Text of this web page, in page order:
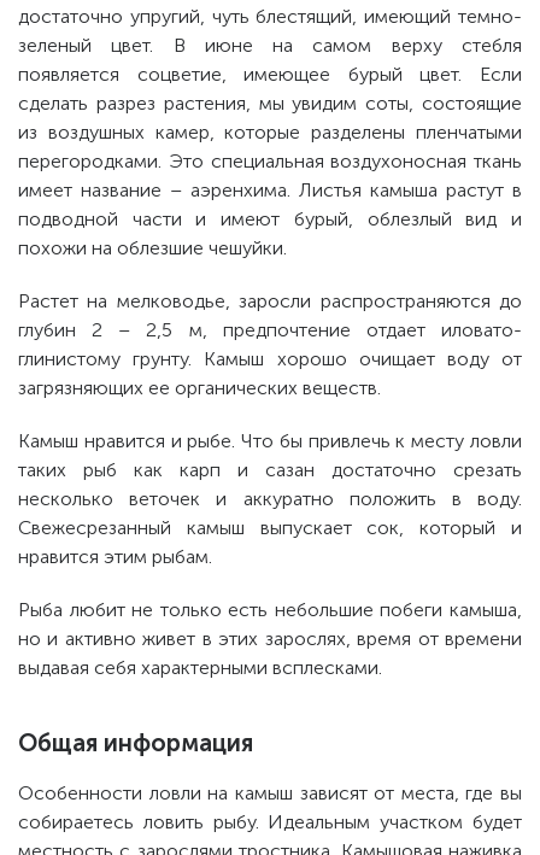
достаточно упругий, чуть блестящий, имеющий темно-
зеленый цвет. В июне на самом верху стебля
появляется соцветие, имеющее бурый цвет. Если
сделать разрез растения, мы увидим соты, состоящие
из воздушных камер, которые разделены пленчатыми
перегородками. Это специальная воздухоносная ткань
имеет название – аэренхима. Листья камыша растут в
подводной части и имеют бурый, облезлый вид и
похожи на облезшие чешуйки.
Растет на мелководье, заросли распространяются до
глубин 2 – 2,5 м, предпочтение отдает иловато-
глинистому грунту. Камыш хорошо очищает воду от
загрязняющих ее органических веществ.
Камыш нравится и рыбе. Что бы привлечь к месту ловли
таких рыб как карп и сазан достаточно срезать
несколько веточек и аккуратно положить в воду.
Свежесрезанный камыш выпускает сок, который и
нравится этим рыбам.
Рыба любит не только есть небольшие побеги камыша,
но и активно живет в этих зарослях, время от времени
выдавая себя характерными всплесками.
Общая информация
Особенности ловли на камыш зависят от места, где вы
собираетесь ловить рыбу. Идеальным участком будет